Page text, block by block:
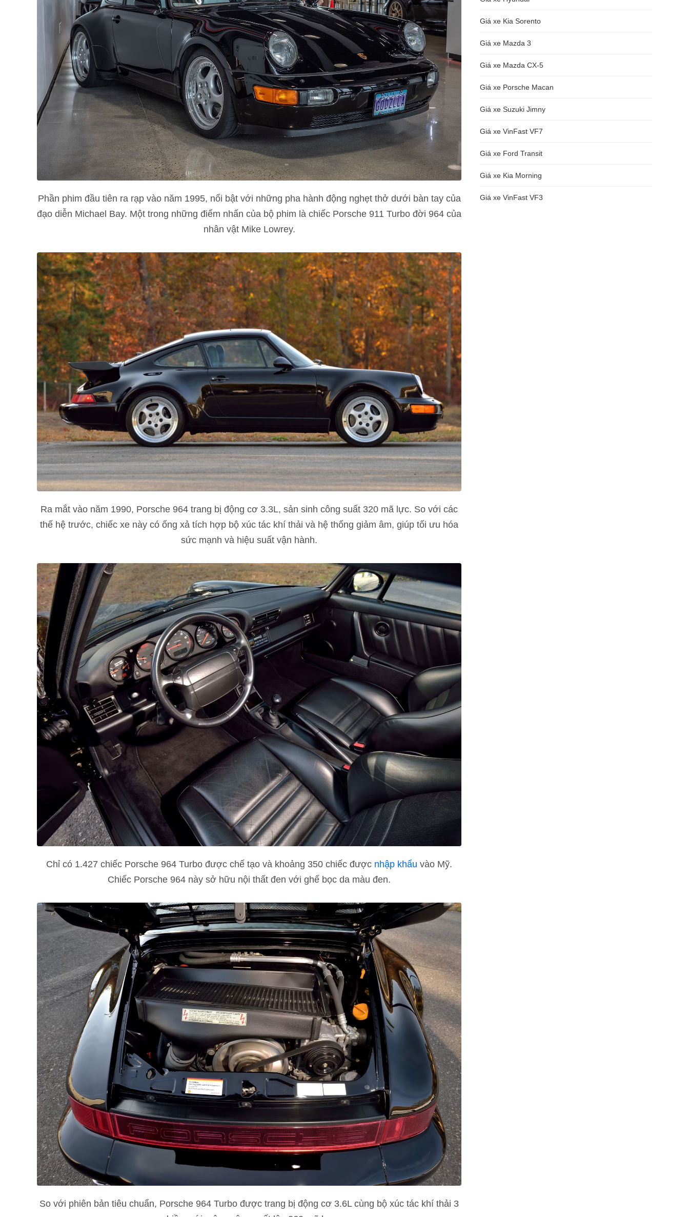
Phần phim đầu tiên ra rạp vào năm 1995, nổi bật với những pha hành động nghẹt thở dưới bàn tay của
đạo diễn Michael Bay. Một trong những điểm nhấn của bộ phim là chiếc Porsche 911 Turbo đời 964 của
nhân vật Mike Lowrey.
Ra mắt vào năm 1990, Porsche 964 trang bị động cơ 3.3L, sản sinh công suất 320 mã lực. So với các
thế hệ trước, chiếc xe này có ống xả tích hợp bộ xúc tác khí thải và hệ thống giảm âm, giúp tối ưu hóa
sức mạnh và hiệu suất vận hành.
Chỉ có 1.427 chiếc Porsche 964 Turbo được chế tạo và khoảng 350 chiếc được nhập khẩu vào Mỹ.
Chiếc Porsche 964 này sở hữu nội thất đen với ghế bọc da màu đen.
So với phiên bản tiêu chuẩn, Porsche 964 Turbo được trang bị động cơ 3.6L cùng bộ xúc tác khí thải 3
Giá xe Kia Sorento
Giá xe Mazda 3
Giá xe Mazda CX-5
Giá xe Porsche Macan
Giá xe Suzuki Jimny
Giá xe VinFast VF7
Giá xe Ford Transit
Giá xe Kia Morning
Giá xe VinFast VF3